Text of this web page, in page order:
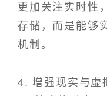
更加关注实时性
存储，而是能够
机制。
4. 增强现实与虚